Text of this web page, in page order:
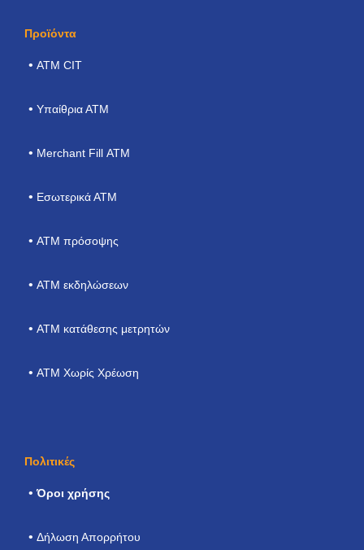
Προϊόντα
ΑΤΜ CIT
Υπαίθρια ΑΤΜ
Merchant Fill ΑΤΜ
Εσωτερικά ΑΤΜ
ΑΤΜ πρόσοψης
ATM εκδηλώσεων
ΑΤΜ κατάθεσης μετρητών
ATM Χωρίς Χρέωση
Πολιτικές
Όροι χρήσης
Δήλωση Απορρήτου